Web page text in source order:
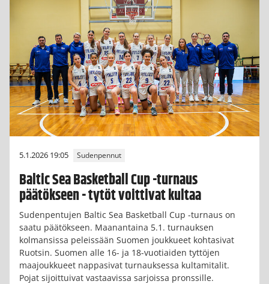
5.1.2026 19:05 Sudenpennut
Baltic Sea Basketball Cup -turnaus
päätökseen - tytöt voittivat kultaa
Sudenpentujen Baltic Sea Basketball Cup -turnaus on
saatu päätökseen. Maanantaina 5.1. turnauksen
kolmansissa peleissään Suomen joukkueet kohtasivat
Ruotsin. Suomen alle 16- ja 18-vuotiaiden tyttöjen
maajoukkueet nappasivat turnauksessa kultamitalit.
Pojat sijoittuivat vastaavissa sarjoissa pronssille.